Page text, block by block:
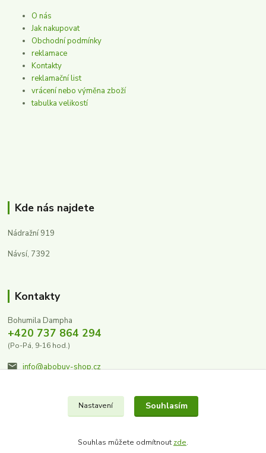
O nás
Jak nakupovat
Obchodní podmínky
reklamace
Kontakty
reklamační list
vrácení nebo výměna zboží
tabulka velikostí
Kde nás najdete
Nádražní 919
Návsí, 7392
Kontakty
Bohumila Dampha
+420 737 864 294
(Po-Pá, 9-16 hod.)
info@abobuv-shop.cz
Nastavení Souhlasím
Souhlas můžete odmítnout zde.